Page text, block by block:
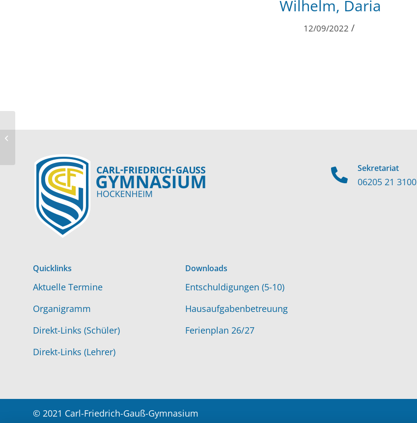
Wilhelm, Daria
12/09/2022 /
Sekretariat
06205 21 3100
Quicklinks
Aktuelle Termine
Organigramm
Direkt-Links (Schüler)
Direkt-Links (Lehrer)
Downloads
Entschuldigungen (5-10)
Hausaufgabenbetreuung
Ferienplan 26/27
© 2021 Carl-Friedrich-Gauß-Gymnasium